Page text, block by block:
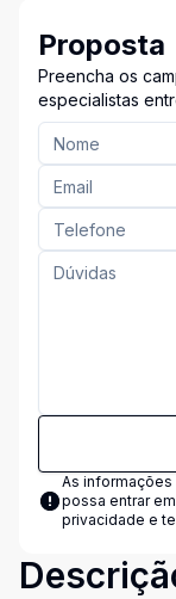
Proposta
Preencha os
especialistas
As informações
possa entrar
privacidade e